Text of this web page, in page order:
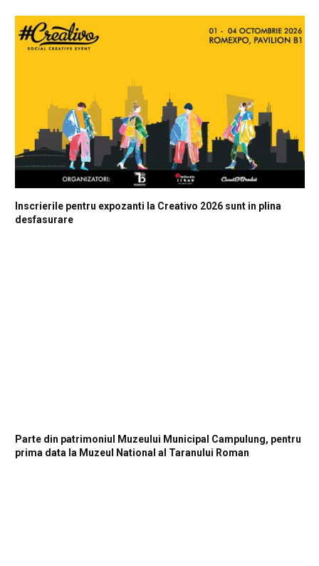
Inscrierile pentru expozanti la Creativo 2026 sunt in plina
desfasurare
Parte din patrimoniul Muzeului Municipal Campulung, pentru
prima data la Muzeul National al Taranului Roman